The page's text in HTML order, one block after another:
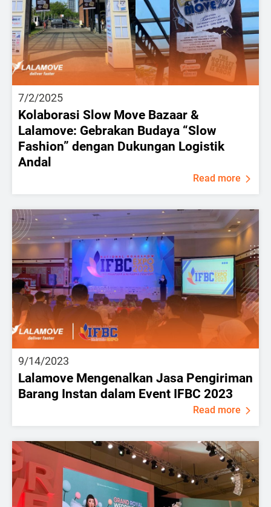
7/2/2025
Kolaborasi Slow Move Bazaar &
Lalamove: Gebrakan Budaya “Slow
Fashion” dengan Dukungan Logistik
Andal
Read more
9/14/2023
Lalamove Mengenalkan Jasa Pengiriman
Barang Instan dalam Event IFBC 2023
Read more